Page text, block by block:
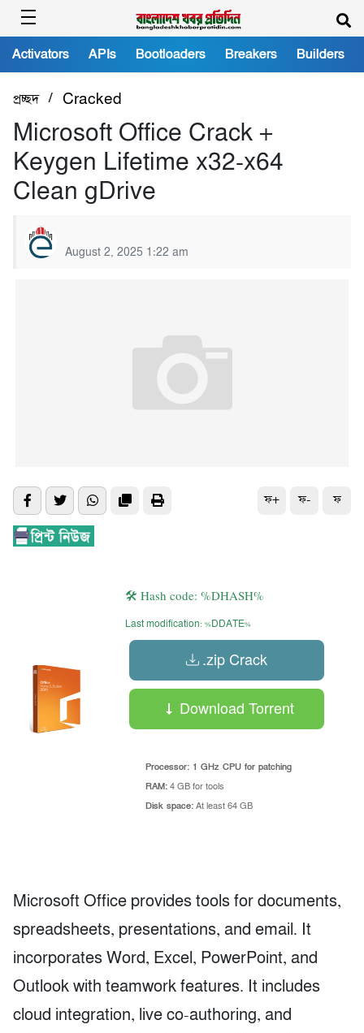
Activators APIs Bootloaders Breakers Builders
প্রচ্ছদ/ Cracked
Microsoft Office Crack +
Keygen Lifetime x32-x64
Clean gDrive
August 2, 2025 1:22 am
ফ+ ফ- ফ
🛠 Hash code: %DHASH%
Last modification: %DDATE%
.zip Crack
Download Torrent
Processor: 1 GHz CPU for patching
RAM: 4 GB for tools
Disk space: At least 64 GB
Microsoft Office provides tools for documents,
spreadsheets, presentations, and email. It
incorporates Word, Excel, PowerPoint, and
Outlook with teamwork features. It includes
cloud integration, live co-authoring, and